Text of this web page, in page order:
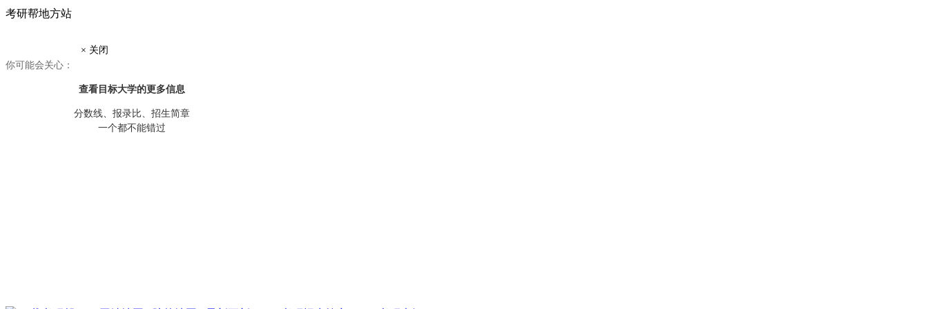
考研帮地方站
你可能会关心：
查看目标大学的更多信息
分数线、报录比、招生简章
一个都不能错过
× 关闭